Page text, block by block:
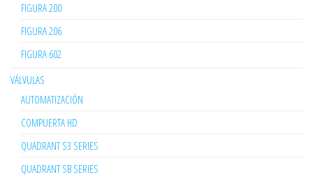
FIGURA 200
FIGURA 206
FIGURA 602
VÁLVULAS
AUTOMATIZACIÓN
COMPUERTA HD
QUADRANT S3 SERIES
QUADRANT SB SERIES